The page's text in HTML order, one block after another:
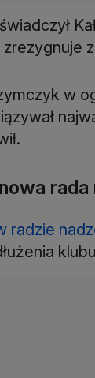
w
radzie